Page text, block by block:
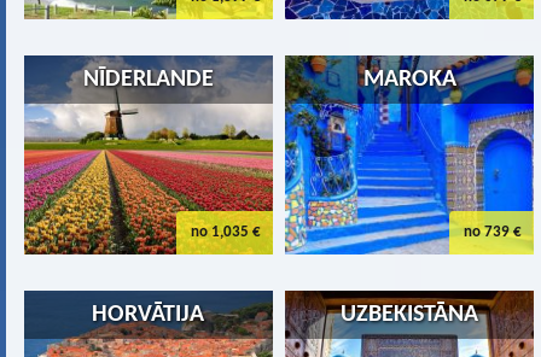
no 1,035 €
NĪDERLANDE
no 739 €
MAROKA
HORVĀTIJA UZBEKISTĀNA